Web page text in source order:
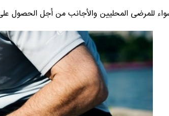
للمرضى المحليين والأجانب من أجل الحصول على